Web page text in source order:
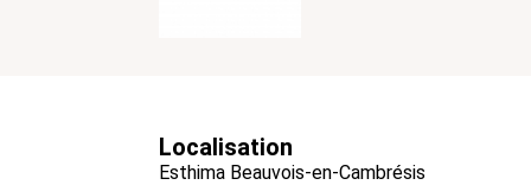
Localisation
Esthima Beauvois-en-Cambrésis